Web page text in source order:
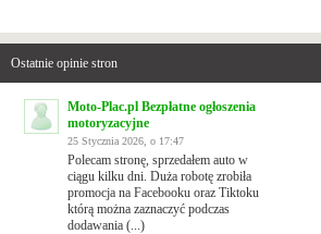
Ostatnie opinie stron
Moto-Plac.pl Bezpłatne ogłoszenia
motoryzacyjne
25 Stycznia 2026, o 17:47
Polecam stronę, sprzedałem auto w
ciągu kilku dni. Duża robotę zrobiła
promocja na Facebooku oraz Tiktoku
którą można zaznaczyć podczas
dodawania (...)